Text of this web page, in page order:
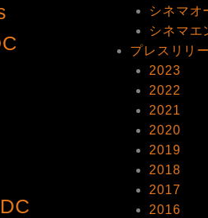
シネマオ
シネマエ
プレスリリ
2023
2022
2021
2020
2019
2018
2017
2016